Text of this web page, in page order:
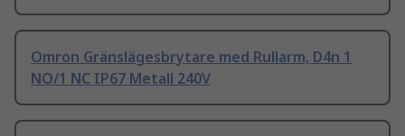
Omron Gränslägesbrytare med Rullarm, D4n 1
NO/1 NC IP67 Metall 240V